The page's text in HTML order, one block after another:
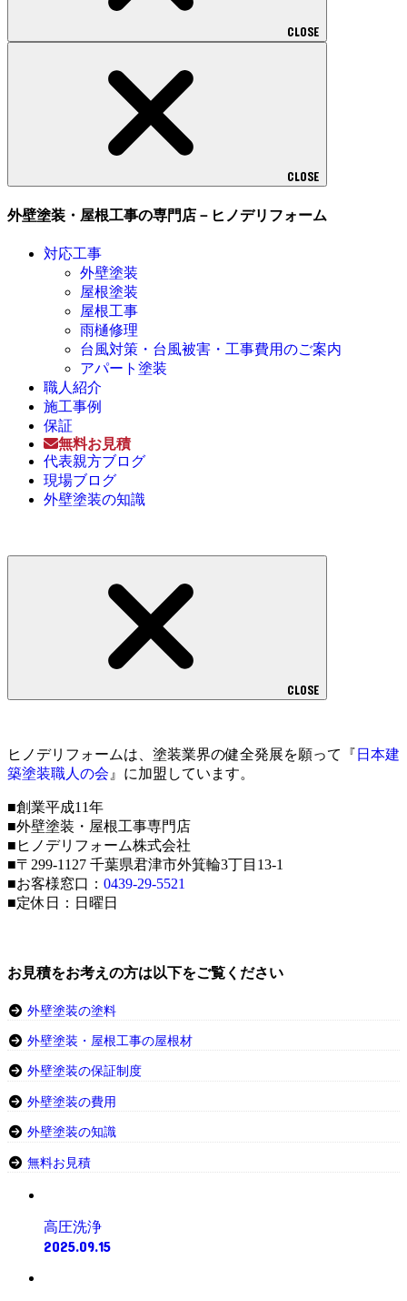
CLOSE
CLOSE
外壁塗装・屋根工事の専門店－ヒノデリフォーム
対応工事
外壁塗装
屋根塗装
屋根工事
雨樋修理
台風対策・台風被害・工事費用のご案内
アパート塗装
職人紹介
施工事例
保証
無料お見積
代表親方ブログ
現場ブログ
外壁塗装の知識
CLOSE
ヒノデリフォームは、塗装業界の健全発展を願って『 日本建
築塗装職人の会 』に加盟しています。
■創業平成11年
■外壁塗装・屋根工事専門店
■ヒノデリフォーム株式会社
■〒299-1127 千葉県君津市外箕輪3丁目13-1
■お客様窓口： 0439-29-5521
■定休日：日曜日
お見積をお考えの方は以下をご覧ください
外壁塗装の塗料
外壁塗装・屋根工事の屋根材
外壁塗装の保証制度
外壁塗装の費用
外壁塗装の知識
無料お見積
高圧洗浄
2025.09.15